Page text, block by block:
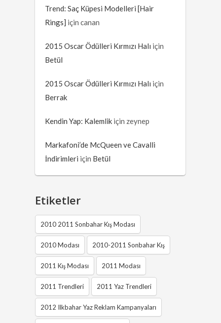
Trend: Saç Küpesi Modelleri [Hair
Rings] içincanan
2015 Oscar Ödülleri Kırmızı Halı için
Betül
2015 Oscar Ödülleri Kırmızı Halı için
Berrak
Kendin Yap: Kalemlik için zeynep
Markafoni’de McQueen ve Cavalli
İndirimleri için Betül
Etiketler
2010 2011 Sonbahar Kış Modası
2010 Modası 2010-2011 Sonbahar Kış
2011 Kış Modası 2011 Modası
2011 Trendleri 2011 Yaz Trendleri
2012 Ilkbahar Yaz Reklam Kampanyaları